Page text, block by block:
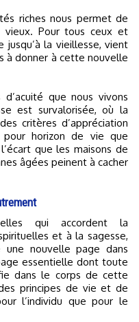
vieux. Pour tous ceux et
la vieillesse, vient
à donner à cette nouvelle
que nous vivons
est survalorisée, où la
critères d’appréciation
pour horizon de vie que
que les maisons de
âgées peinent à cacher
et à la sagesse,
nouvelle page dans
essentielle dont toute
dans le corps de cette
principes de vie et de
l’individu que pour le